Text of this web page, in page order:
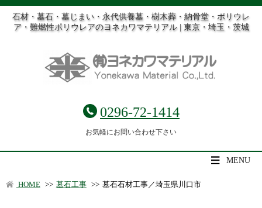
石材・墓石・墓じまい・永代供養墓・樹木葬・納骨堂・ポリウレ
ア・難燃性ポリウレアのヨネカワマテリアル | 東京・埼玉・茨城
0296-72-1414
お気軽にお問い合わせ下さい
MENU
HOME >> 墓石工事 >> 墓石石材工事／埼玉県川口市